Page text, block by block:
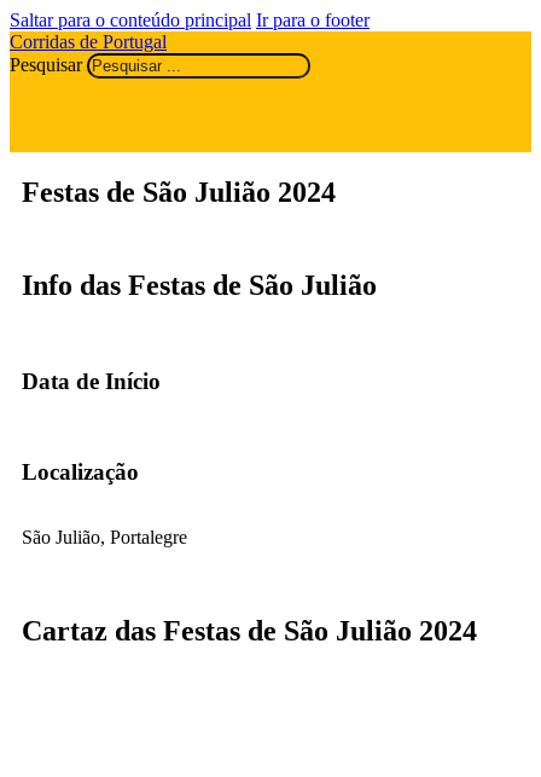
Saltar para o conteúdo principal Ir para o footer
Corridas de Portugal
Pesquisar
Festas de São Julião 2024
Info das Festas de São Julião
Data de Início
Localização
São Julião, Portalegre
Cartaz das Festas de São Julião 2024